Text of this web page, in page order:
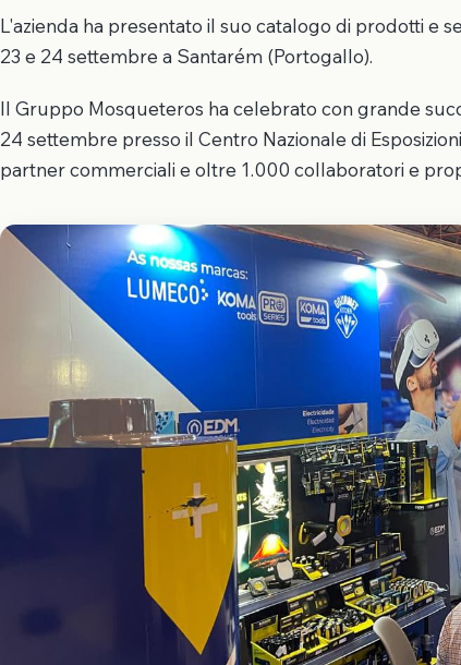
L'azienda ha presentato il suo catalogo di prodotti e
23 e 24 settembre a Santarém (Portogallo).
Il Gruppo Mosqueteros ha celebrato con grande
24 settembre presso il Centro Nazionale di
partner commerciali e oltre 1.000 collaboratori e